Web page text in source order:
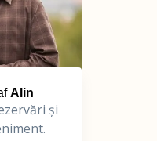
Alin
și